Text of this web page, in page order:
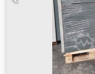
• Fabricado na Bélgica •
Número de série: